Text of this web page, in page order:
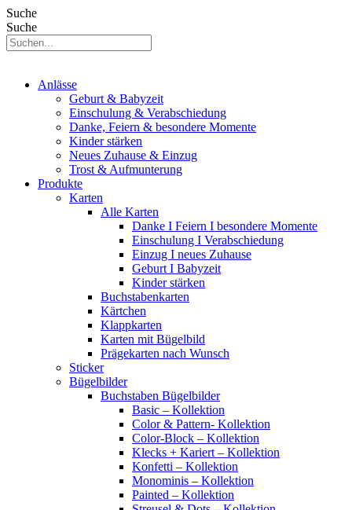
Suche
Suche
Anlässe
Geburt & Babyzeit
Einschulung & Verabschiedung
Danke, Feiern & besondere Momente
Kinder stärken
Neues Zuhause & Einzug
Trost & Aufmunterung
Produkte
Karten
Alle Karten
Danke I Feiern I besondere Momente
Einschulung I Verabschiedung
Einzug I neues Zuhause
Geburt I Babyzeit
Kinder stärken
Buchstabenkarten
Kärtchen
Klappkarten
Karten mit Bügelbild
Prägekarten nach Wunsch
Sticker
Bügelbilder
Buchstaben Bügelbilder
Basic – Kollektion
Color & Pattern- Kollektion
Color-Block – Kollektion
Klecks + Kariert – Kollektion
Konfetti – Kollektion
Monominis – Kollektion
Painted – Kollektion